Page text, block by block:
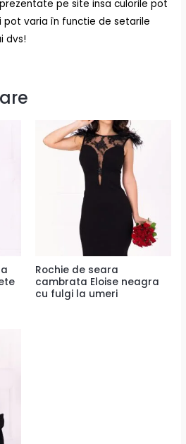
pe site insa culorile pot
varia în functie de setarile
dvs!
Rochie de seara
cambrata Eloise neagra
cu fulgi la umeri